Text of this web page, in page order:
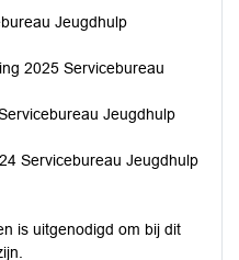
Jeugdhulp
2025 Servicebureau
Jeugdhulp
Servicebureau Jeugdhulp
is uitgenodigd om bij dit